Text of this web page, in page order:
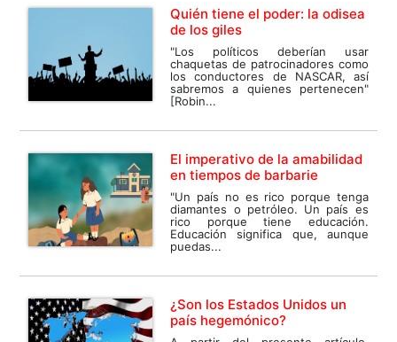
Quién tiene el poder: la odisea
de los giles
"Los políticos deberían usar
chaquetas de patrocinadores como
los conductores de NASCAR, así
sabremos a quienes pertenecen"
[Robin...
El imperativo de la amabilidad
en tiempos de barbarie
"Un país no es rico porque tenga
diamantes o petróleo. Un país es
rico porque tiene educación.
Educación significa que, aunque
puedas...
¿Son los Estados Unidos un
país hegemónico?